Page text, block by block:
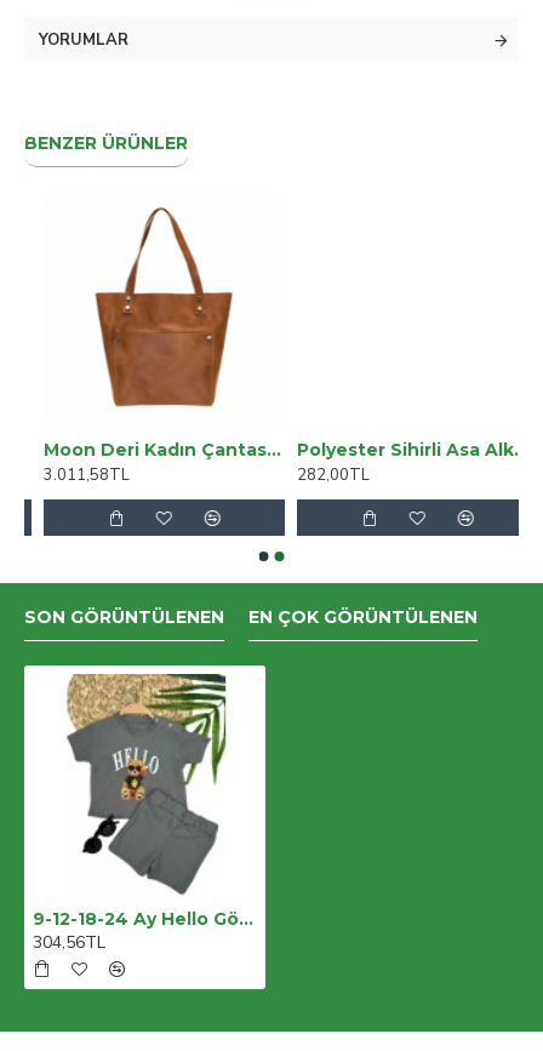
YORUMLAR
BENZER ÜRÜNLER
Moon Deri Kadın Çantası Orta Boy G19 Taba
3.011,58TL
Polyester Sihirli Asa Alk2378
282,00TL
SON GÖRÜNTÜLENEN EN ÇOK GÖRÜNTÜLENEN
9-12-18-24 Ay Hello Gözlüklü Ayıcık Baskılı Şortlu Kısa Kollu Tişört 2li Erkek Bebek Takımı
304,56TL